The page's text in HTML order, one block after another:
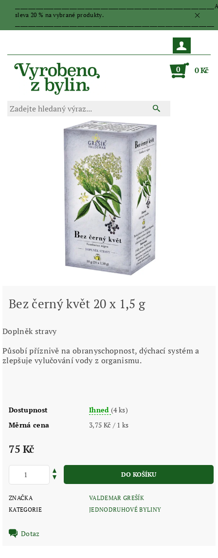
sleva 20 % na vybrané produkty.
0 0 Kč
Bez černý květ 20 x 1,5 g
Doplněk stravy
Působí příznivě na obranyschopnost, dýchací systém a
zlepšuje vylučování vody z organismu.
Dostupnost Ihned(4 ks)
Měrná cena
3,75 Kč / 1 ks
75 Kč
ZNAČKA
VALDEMAR GREŠÍK
KATEGORIE
JEDNODRUHOVÉ BYLINY
Dotaz